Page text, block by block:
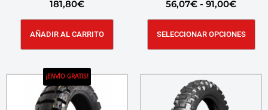
181,80€
AÑADIR AL CARRITO
56,07€ - 91,00€
SELECCIONAR OPCIONES
¡ENVÍO GRATIS!